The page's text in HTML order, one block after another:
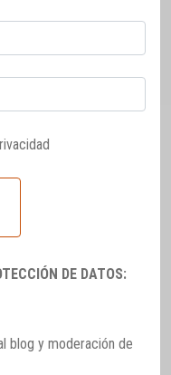
DE DATOS:
blog y moderación de